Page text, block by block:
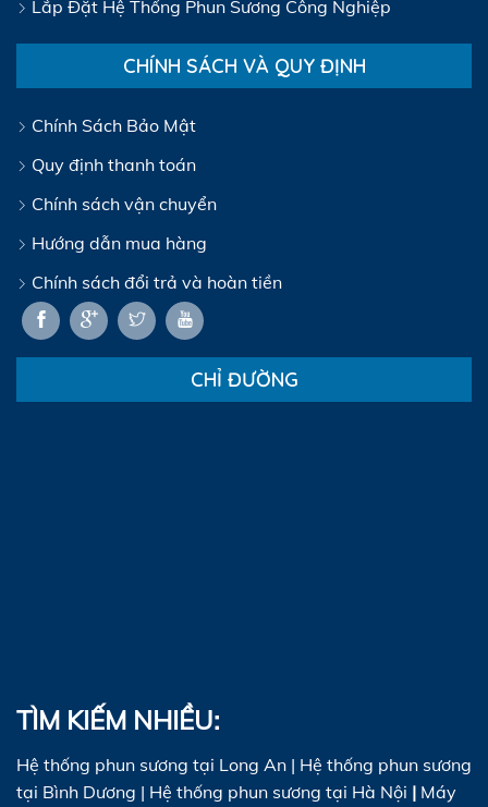
Lắp Đặt Hệ Thống Phun Sương Công Nghiệp
CHÍNH SÁCH VÀ QUY ĐỊNH
Chính Sách Bảo Mật
Quy định thanh toán
Chính sách vận chuyển
Hướng dẫn mua hàng
Chính sách đổi trả và hoàn tiền
CHỈ ĐƯỜNG
TÌM KIẾM NHIỀU:
Hệ thống phun sương tại Long An | Hệ thống phun sương
tại Bình Dương | Hệ thống phun sương tại Hà Nội | Máy